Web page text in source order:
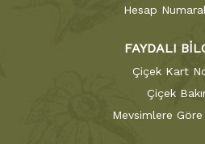
Hesap
FAYDALI
Çiçek Kart
Çiçek
Mevsimlere